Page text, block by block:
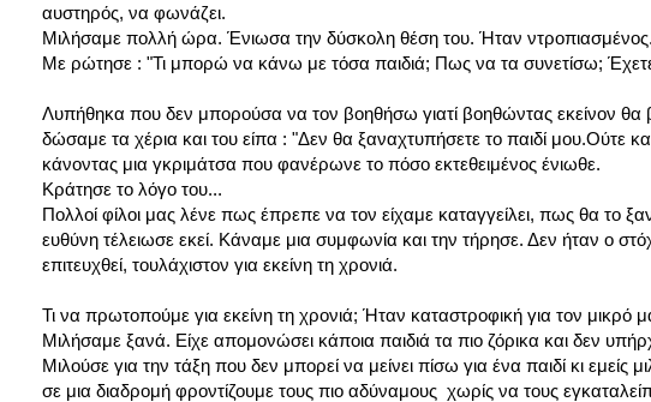
αυστηρός, να φωνάζει.
Μιλήσαμε πολλή ώρα. Ένιωσα την δύσκολη θέση του. Ήταν ντροπιασμένος.
Με ρώτησε : "Τι μπορώ να κάνω με τόσα παιδιά; Πως να τα συνετίσω; Έχετε
Λυπήθηκα που δεν μπορούσα να τον βοηθήσω γιατί βοηθώντας εκείνον θα
δώσαμε τα χέρια και του είπα : "Δεν θα ξαναχτυπήσετε το παιδί μου.Ούτε
κάνοντας μια γκριμάτσα που φανέρωνε το πόσο εκτεθειμένος ένιωθε.
Κράτησε το λόγο του...
Πολλοί φίλοι μας λένε πως έπρεπε να τον είχαμε καταγγείλει, πως θα το
ευθύνη τέλειωσε εκεί. Κάναμε μια συμφωνία και την τήρησε. Δεν ήταν ο
επιτευχθεί, τουλάχιστον για εκείνη τη χρονιά.
Τι να πρωτοπούμε για εκείνη τη χρονιά; Ήταν καταστροφική για τον μικρό
Μιλήσαμε ξανά. Είχε απομονώσει κάποια παιδιά τα πιο ζόρικα και δεν
Μιλούσε για την τάξη που δεν μπορεί να μείνει πίσω για ένα παιδί κι
σε μια διαδρομή φροντίζουμε τους πιο αδύναμους χωρίς να τους